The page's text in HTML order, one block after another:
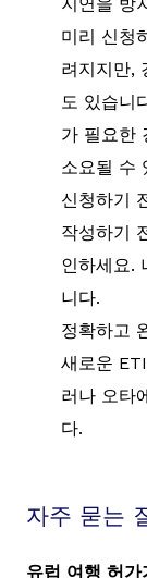
지연을 방
미리 신청
려지지만,
도 있습니
가 필요한
소요될 수
신청하기
작성하기
인하세요.
니다.
정확하고
새로운
러나 오타
다.
자주 묻는
유럽 여행 허